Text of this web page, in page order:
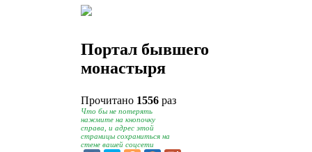
Портал бывшего
монастыря
Прочитано 1556 раз
Что бы не потерять
нажмите на кнопочку
справа, и адрес этой
страницы сохраниться на
стене вашей соцсети